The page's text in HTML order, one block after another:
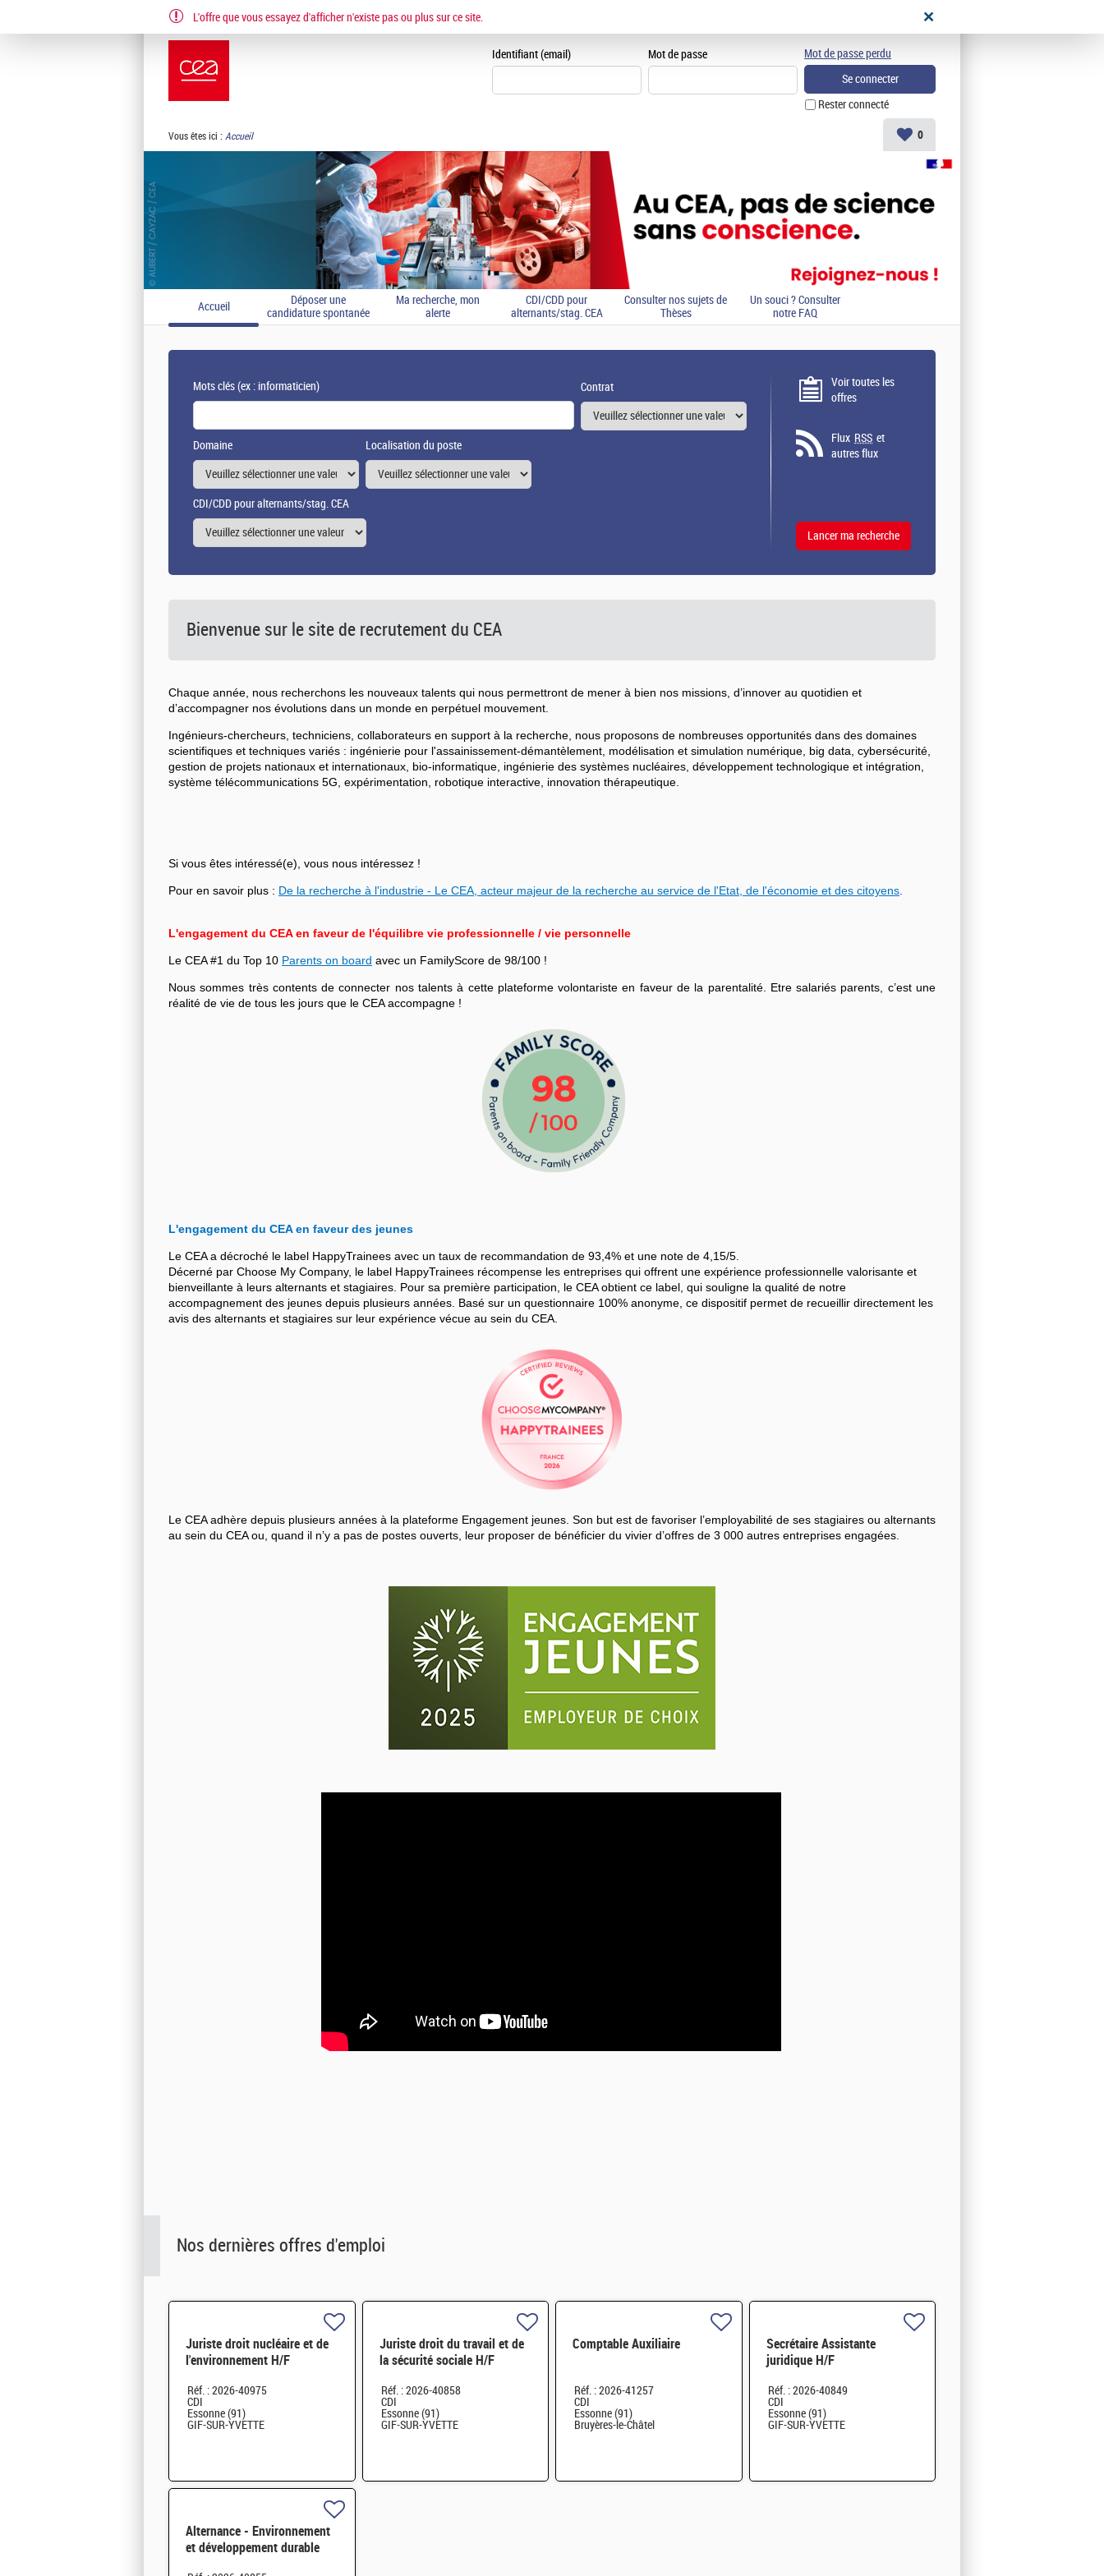
EN FR
Identifiant (email) Mot de passe
Rester connecté
Mot de passe perdu
Vous êtes ici : Accueil 0
Accueil
Déposer une
candidature spontanée
Ma recherche, mon
alerte
CDI/CDD pour
alternants/stag. CEA
Consulter nos sujets de
Thèses
Un souci ? Consulter
notre FAQ
Mots clés(ex : informaticien) Contrat
Domaine Localisation du poste
CDI/CDD pour alternants/stag. CEA
Voir toutes les
offres
Flux RSS et
autres flux
L'offre que vous essayez d'afficher n'existe pas ou plus sur ce site.
Bienvenue sur le site de recrutement du CEA
Chaque année, nous recherchons les nouveaux talents qui nous permettront de mener à bien nos missions, d’innover au quotidien et
d’accompagner nos évolutions dans un monde en perpétuel mouvement.
Ingénieurs-chercheurs, techniciens, collaborateurs en support à la recherche, nous proposons de nombreuses opportunités dans des domaines
scientifiques et techniques variés : ingénierie pour l'assainissement-démantèlement, modélisation et simulation numérique, big data, cybersécurité,
gestion de projets nationaux et internationaux, bio-informatique, ingénierie des systèmes nucléaires, développement technologique et intégration,
système télécommunications 5G, expérimentation, robotique interactive, innovation thérapeutique.
Si vous êtes intéressé(e), vous nous intéressez !
Pour en savoir plus : De la recherche à l'industrie - Le CEA, acteur majeur de la recherche au service de l'Etat, de l'économie et des citoyens.
L'engagement du CEA en faveur de l'équilibre vie professionnelle / vie personnelle
Le CEA #1 du Top 10 Parents on board avec un FamilyScore de 98/100 !
Nous sommes très contents de connecter nos talents à cette plateforme volontariste en faveur de la parentalité. Etre salariés parents, c’est une
réalité de vie de tous les jours que le CEA accompagne !
L'engagement du CEA en faveur des jeunes
Le CEA a décroché le label HappyTrainees avec un taux de recommandation de 93,4% et une note de 4,15/5.
Décerné par Choose My Company, le label HappyTrainees récompense les entreprises qui offrent une expérience professionnelle valorisante et
bienveillante à leurs alternants et stagiaires. Pour sa première participation, le CEA obtient ce label, qui souligne la qualité de notre
accompagnement des jeunes depuis plusieurs années. Basé sur un questionnaire 100% anonyme, ce dispositif permet de recueillir directement les
avis des alternants et stagiaires sur leur expérience vécue au sein du CEA.
Le CEA adhère depuis plusieurs années à la plateforme Engagement jeunes. Son but est de favoriser l’employabilité de ses stagiaires ou alternants
au sein du CEA ou, quand il n’y a pas de postes ouverts, leur proposer de bénéficier du vivier d’offres de 3 000 autres entreprises engagées.
Nos dernières offres d'emploi
Juriste droit nucléaire et de
l'environnement H/F
Réf. : 2026-40975
CDI
Essonne (91)
GIF-SUR-YVETTE
Juriste droit du travail et de
la sécurité sociale H/F
Réf. : 2026-40858
CDI
Essonne (91)
GIF-SUR-YVETTE
Comptable Auxiliaire
Réf. : 2026-41257
CDI
Essonne (91)
Bruyères-le-Châtel
Secrétaire Assistante
juridique H/F
Réf. : 2026-40849
CDI
Essonne (91)
GIF-SUR-YVETTE
Alternance - Environnement
et développement durable